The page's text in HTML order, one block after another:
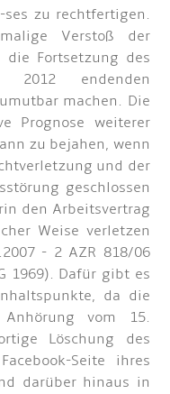
zu rechtfertigen.
Verstoß der
Fortsetzung des
endenden
machen. Die
Prognose weiterer
zu bejahen, wenn
und der
geschlossen
den Arbeitsvertrag
Weise verletzen
- 2 AZR 818/06
1969). Dafür gibt es
da die
vom 15.
Löschung des
Seite ihres
darüber hinaus in